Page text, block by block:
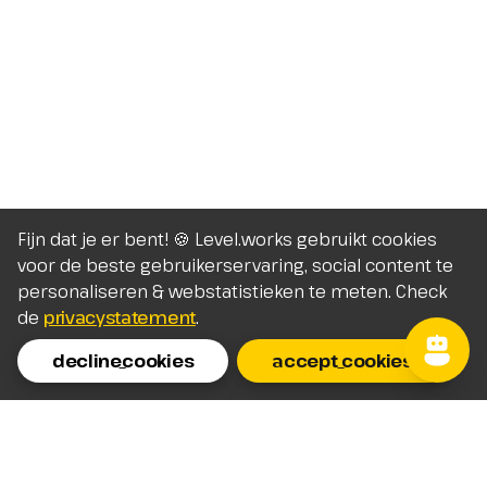
Fijn dat je er bent! 🍪 Level.works gebruikt cookies
voor de beste gebruikerservaring, social content te
personaliseren & webstatistieken te meten. Check
de privacystatement.
decline_cookies
accept_cookies